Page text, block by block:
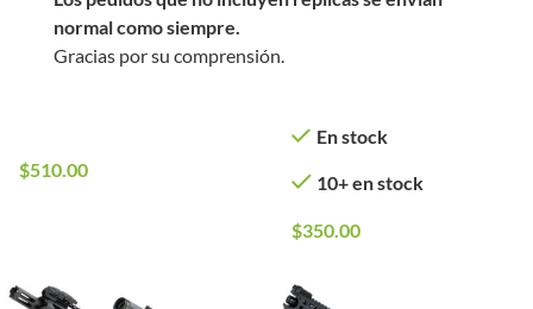
normal como siempre.
Gracias por su comprensión.
Ventana Translúcida
para Réplicas M4
$510.00
En stock
10+ en stock
$350.00